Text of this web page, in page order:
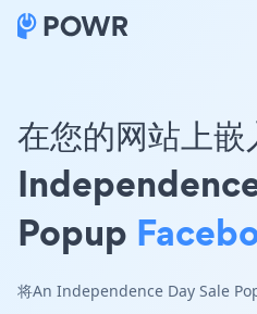
在您的网站上
Popup
将An Independence Day Sale